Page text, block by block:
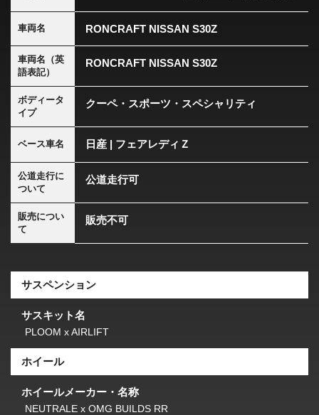
車両名 RONCRAFT NISSAN S30Z
車両名（英
語表記）
RONCRAFT NISSAN S30Z
ボディータ
イプ
クーペ・スポーツ・スペシャリティ
ベース車名 日産 | フェアレディＺ
公道走行に
ついて
公道走行可
販売につい
て
販売不可
サスペンション
サスキット名
PLOOM x AIRLIFT
ホイール
ホイールメーカー・名称
NEUTRALE x OMG BUILDS RR